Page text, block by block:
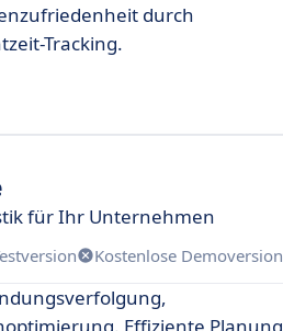
durch
Tracking.
für Ihr Unternehmen
Kostenlose Demoversion